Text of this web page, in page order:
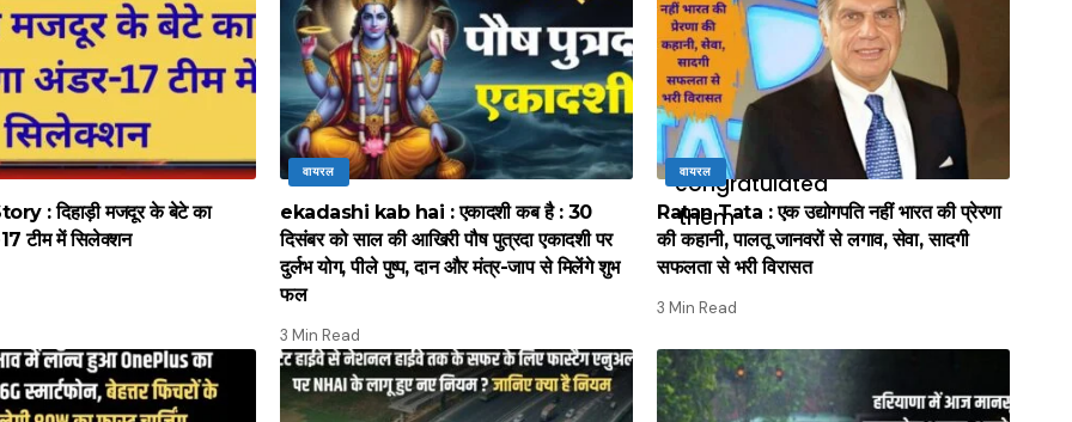
: दिहाड़ी मजदूर के बेटे का
टीम में सिलेक्शन
वायरल
ekadashi kab hai : एकादशी कब है : 30
दिसंबर को साल की आखिरी पौष पुत्रदा एकादशी पर
दुर्लभ योग, पीले पुष्प, दान और मंत्र-जाप से मिलेंगे शुभ
फल
3 Min Read
वायरल
Ratan Tata : एक उद्योगपति नहीं भारत की प्रेरणा
की कहानी, पालतू जानवरों से लगाव, सेवा, सादगी
सफलता से भरी विरासत
3 Min Read